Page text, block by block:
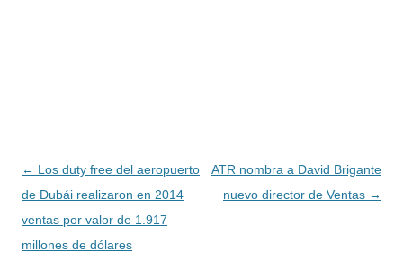
Navegación
de
entradas
← Los duty free del aeropuerto
de Dubái realizaron en 2014
ventas por valor de 1.917
millones de dólares
ATR nombra a David Brigante
nuevo director de Ventas →